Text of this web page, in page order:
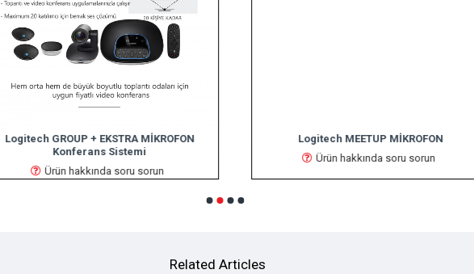
Logitech GROUP + EKSTRA MİKROFON
Konferans Sistemi
Ürün hakkında soru sorun
Logitech MEETUP MİKROFON
Ürün hakkında soru sorun
Related Articles